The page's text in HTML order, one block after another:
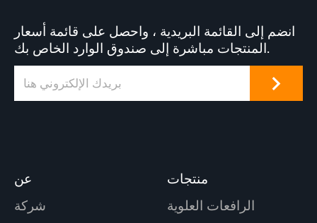
انضم إلى القائمة البريدية ، واحصل على قائمة أسعار
المنتجات مباشرة إلى صندوق الوارد الخاص بك.
عن
شركة
منتجات
الرافعات العلوية